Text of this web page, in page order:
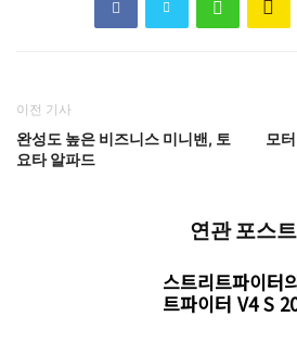
이전 기사
완성도 높은 비즈니스 미니밴, 토
요타 알파드
모
연관 포스트
스트리트파이터
트파이터 V4 S